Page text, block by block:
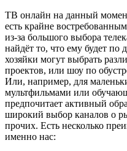
ТВ онлайн на данный
есть крайне
из-за большого выбора
найдёт то, что ему будет
хозяйки могут выбрать
проектов, или шоу по
Или, например, для
мультфильмами или
предпочитает активный
широкий выбор каналов о
прочих. Есть несколько
именно нас: